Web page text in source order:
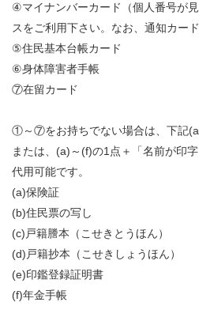
④マイナンバーカード（個人番号が
スをご利用下さい。なお、通知カード
⑤住民基本台帳カード
⑥身体障害者手帳
⑦在留カード
①～⑦をお持ちでない場合は、下記
または、(a)～(f)の1点＋「名前が印
代用可能です。
(a)保険証
(b)住民票の写し
(c)戸籍謄本（こせきとうほん）
(d)戸籍抄本（こせきしょうほん）
(e)印鑑登録証明書
(f)年金手帳